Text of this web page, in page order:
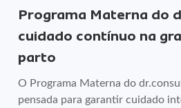
Programa Materna do
cuidado contínuo na
parto
O Programa Materna do
pensada para garantir cuidado